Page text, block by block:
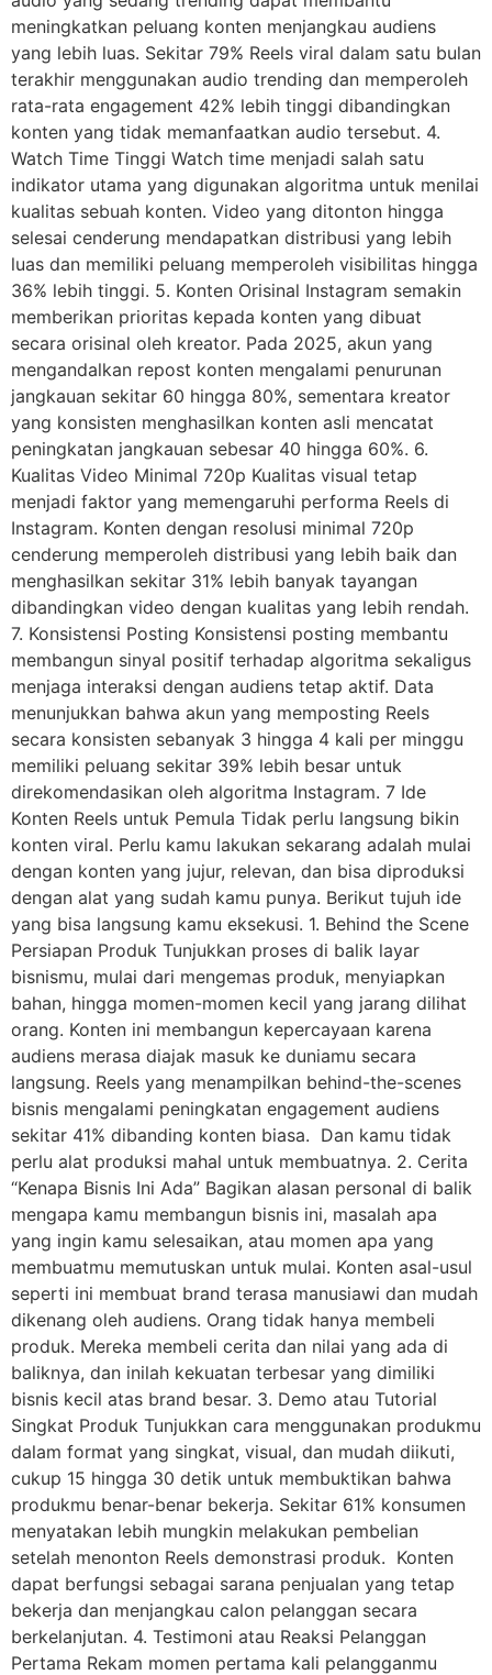
meningkatkan peluang konten menjangkau audiens
yang lebih luas. Sekitar 79% Reels viral dalam satu bulan
terakhir menggunakan audio trending dan memperoleh
rata-rata engagement 42% lebih tinggi dibandingkan
konten yang tidak memanfaatkan audio tersebut. 4.
Watch Time Tinggi Watch time menjadi salah satu
indikator utama yang digunakan algoritma untuk menilai
kualitas sebuah konten. Video yang ditonton hingga
selesai cenderung mendapatkan distribusi yang lebih
luas dan memiliki peluang memperoleh visibilitas hingga
36% lebih tinggi. 5. Konten Orisinal Instagram semakin
memberikan prioritas kepada konten yang dibuat
secara orisinal oleh kreator. Pada 2025, akun yang
mengandalkan repost konten mengalami penurunan
jangkauan sekitar 60 hingga 80%, sementara kreator
yang konsisten menghasilkan konten asli mencatat
peningkatan jangkauan sebesar 40 hingga 60%. 6.
Kualitas Video Minimal 720p Kualitas visual tetap
menjadi faktor yang memengaruhi performa Reels di
Instagram. Konten dengan resolusi minimal 720p
cenderung memperoleh distribusi yang lebih baik dan
menghasilkan sekitar 31% lebih banyak tayangan
dibandingkan video dengan kualitas yang lebih rendah.
7. Konsistensi Posting Konsistensi posting membantu
membangun sinyal positif terhadap algoritma sekaligus
menjaga interaksi dengan audiens tetap aktif. Data
menunjukkan bahwa akun yang memposting Reels
secara konsisten sebanyak 3 hingga 4 kali per minggu
memiliki peluang sekitar 39% lebih besar untuk
direkomendasikan oleh algoritma Instagram. 7 Ide
Konten Reels untuk Pemula Tidak perlu langsung bikin
konten viral. Perlu kamu lakukan sekarang adalah mulai
dengan konten yang jujur, relevan, dan bisa diproduksi
dengan alat yang sudah kamu punya. Berikut tujuh ide
yang bisa langsung kamu eksekusi. 1. Behind the Scene
Persiapan Produk Tunjukkan proses di balik layar
bisnismu, mulai dari mengemas produk, menyiapkan
bahan, hingga momen-momen kecil yang jarang dilihat
orang. Konten ini membangun kepercayaan karena
audiens merasa diajak masuk ke duniamu secara
langsung. Reels yang menampilkan behind-the-scenes
bisnis mengalami peningkatan engagement audiens
sekitar 41% dibanding konten biasa. Dan kamu tidak
perlu alat produksi mahal untuk membuatnya. 2. Cerita
“Kenapa Bisnis Ini Ada” Bagikan alasan personal di balik
mengapa kamu membangun bisnis ini, masalah apa
yang ingin kamu selesaikan, atau momen apa yang
membuatmu memutuskan untuk mulai. Konten asal-usul
seperti ini membuat brand terasa manusiawi dan mudah
dikenang oleh audiens. Orang tidak hanya membeli
produk. Mereka membeli cerita dan nilai yang ada di
baliknya, dan inilah kekuatan terbesar yang dimiliki
bisnis kecil atas brand besar. 3. Demo atau Tutorial
Singkat Produk Tunjukkan cara menggunakan produkmu
dalam format yang singkat, visual, dan mudah diikuti,
cukup 15 hingga 30 detik untuk membuktikan bahwa
produkmu benar-benar bekerja. Sekitar 61% konsumen
menyatakan lebih mungkin melakukan pembelian
setelah menonton Reels demonstrasi produk. Konten
dapat berfungsi sebagai sarana penjualan yang tetap
bekerja dan menjangkau calon pelanggan secara
berkelanjutan. 4. Testimoni atau Reaksi Pelanggan
Pertama Rekam momen pertama kali pelangganmu